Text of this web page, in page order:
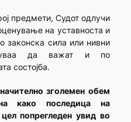
предмети, Судот одлучи
на уставноста и
законска сила или нивни
да важат и по
состојба.
зголемен обем
како последица на
попрегледен увид во